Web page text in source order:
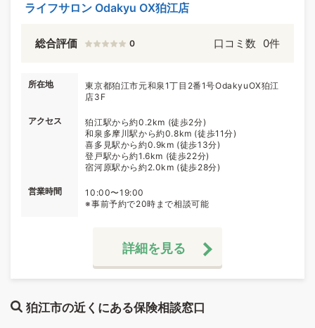
ライフサロン Odakyu OX狛江店
総合評価 0 口コミ数 0件
所在地
東京都狛江市元和泉1丁目2番1号OdakyuOX狛江
店3F
アクセス
狛江駅から約0.2km (徒歩2分)
和泉多摩川駅から約0.8km (徒歩11分)
喜多見駅から約0.9km (徒歩13分)
登戸駅から約1.6km (徒歩22分)
宿河原駅から約2.0km (徒歩28分)
営業時間
10:00〜19:00
※事前予約で20時まで相談可能
詳細を見る
狛江市の近くにある保険相談窓口